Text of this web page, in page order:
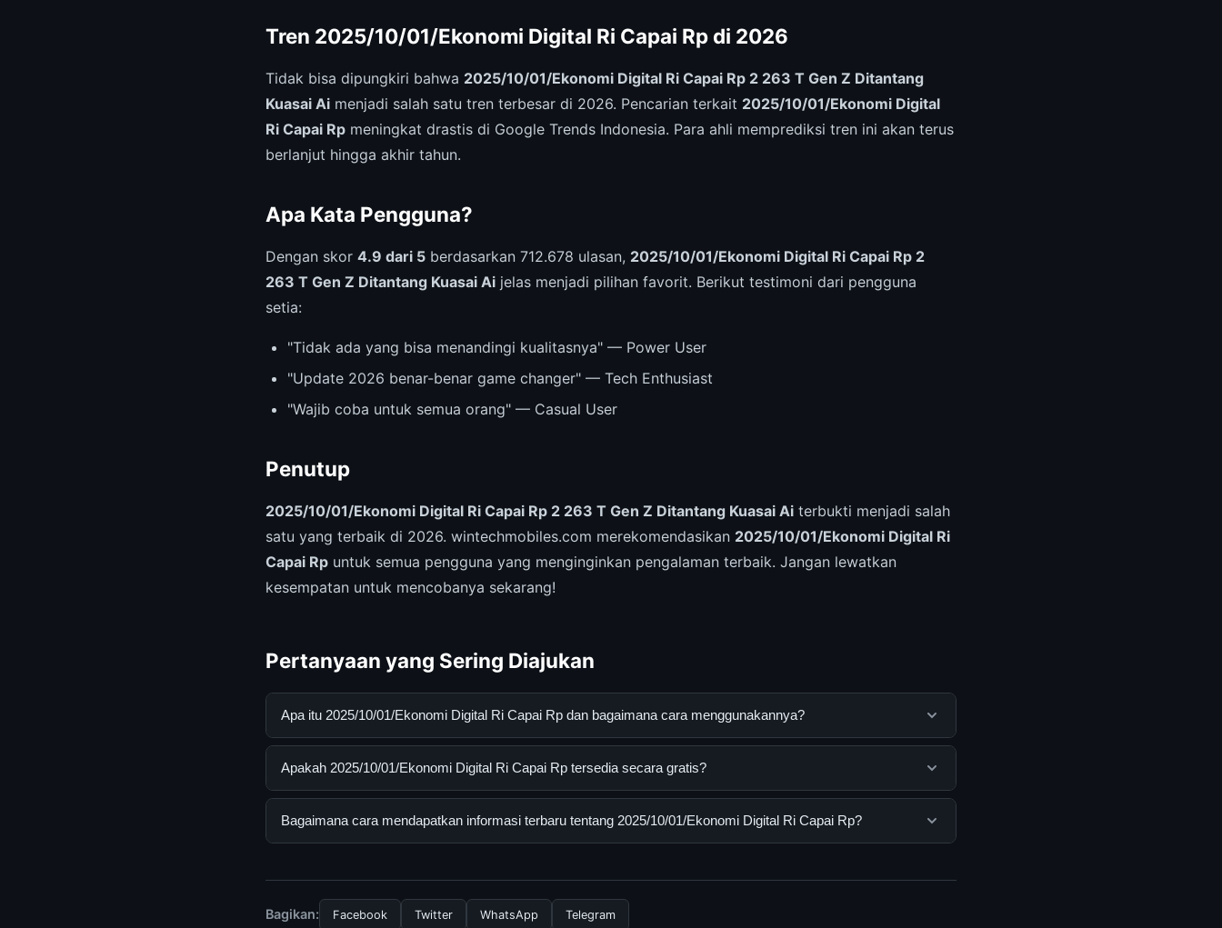
Tren 2025/10/01/Ekonomi Digital Ri Capai Rp di 2026
Tidak bisa dipungkiri bahwa 2025/10/01/Ekonomi Digital Ri Capai Rp 2 263 T Gen Z Ditantang
Kuasai Ai menjadi salah satu tren terbesar di 2026. Pencarian terkait 2025/10/01/Ekonomi Digital
Ri Capai Rp meningkat drastis di Google Trends Indonesia. Para ahli memprediksi tren ini akan terus
berlanjut hingga akhir tahun.
Apa Kata Pengguna?
Dengan skor 4.9 dari 5 berdasarkan 712.678 ulasan, 2025/10/01/Ekonomi Digital Ri Capai Rp 2
263 T Gen Z Ditantang Kuasai Ai jelas menjadi pilihan favorit. Berikut testimoni dari pengguna
setia:
"Tidak ada yang bisa menandingi kualitasnya" — Power User
"Update 2026 benar-benar game changer" — Tech Enthusiast
"Wajib coba untuk semua orang" — Casual User
Penutup
2025/10/01/Ekonomi Digital Ri Capai Rp 2 263 T Gen Z Ditantang Kuasai Ai terbukti menjadi salah
satu yang terbaik di 2026. wintechmobiles.com merekomendasikan 2025/10/01/Ekonomi Digital Ri
Capai Rp untuk semua pengguna yang menginginkan pengalaman terbaik. Jangan lewatkan
kesempatan untuk mencobanya sekarang!
Pertanyaan yang Sering Diajukan
Apa itu 2025/10/01/Ekonomi Digital Ri Capai Rp dan bagaimana cara menggunakannya?
2025/10/01/Ekonomi Digital Ri Capai Rp adalah layanan digital yang dirancang untuk membantu pengguna
resmi dan mengikuti panduan yang tersedia.
Apakah 2025/10/01/Ekonomi Digital Ri Capai Rp tersedia secara gratis?
Ya, 2025/10/01/Ekonomi Digital Ri Capai Rp dapat diakses secara gratis oleh semua pengguna. Tidak ada
Bagaimana cara mendapatkan informasi terbaru tentang 2025/10/01/Ekonomi Digital Ri Capai Rp?
dan terpercaya.
Bagikan: Facebook Twitter WhatsApp Telegram